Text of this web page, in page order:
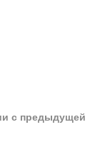
с предыдущей